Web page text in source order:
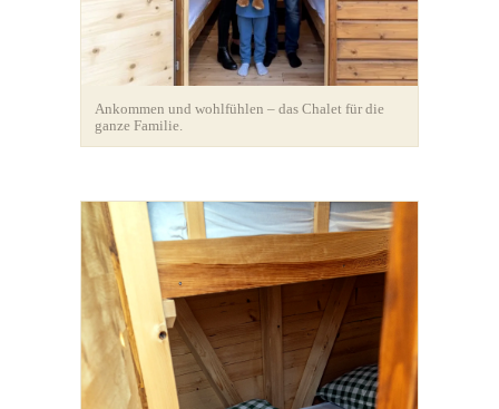
Ankommen und wohlfühlen – das Chalet für die
ganze Familie.